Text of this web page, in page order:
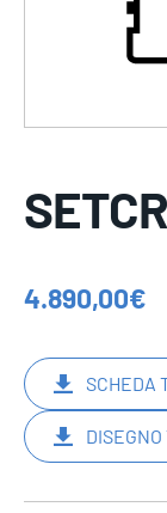
4.890,00€
SCHEDA